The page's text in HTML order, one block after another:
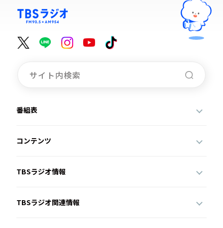
番組表
コンテンツ
TBSラジオ情報
TBSラジオ関連情報